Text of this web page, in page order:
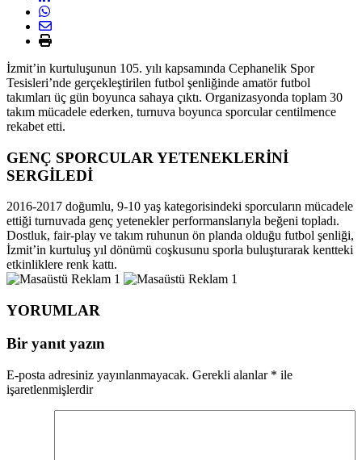
İzmit’in kurtuluşunun 105. yılı kapsamında Cephanelik Spor
Tesisleri’nde gerçekleştirilen futbol şenliğinde amatör futbol
takımları üç gün boyunca sahaya çıktı. Organizasyonda toplam 30
takım mücadele ederken, turnuva boyunca sporcular centilmence
rekabet etti.
GENÇ SPORCULAR YETENEKLERİNİ
SERGİLEDİ
2016-2017 doğumlu, 9-10 yaş kategorisindeki sporcuların mücadele
ettiği turnuvada genç yetenekler performanslarıyla beğeni topladı.
Dostluk, fair-play ve takım ruhunun ön planda olduğu futbol şenliği,
İzmit’in kurtuluş yıl dönümü coşkusunu sporla buluşturarak kentteki
etkinliklere renk kattı.
YORUMLAR
Bir yanıt yazın
E-posta adresiniz yayınlanmayacak. Gerekli alanlar * ile
işaretlenmişlerdir